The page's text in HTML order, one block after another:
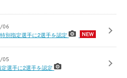
06
別指定選手に2選手を認定
05
定選手に2選手を認定